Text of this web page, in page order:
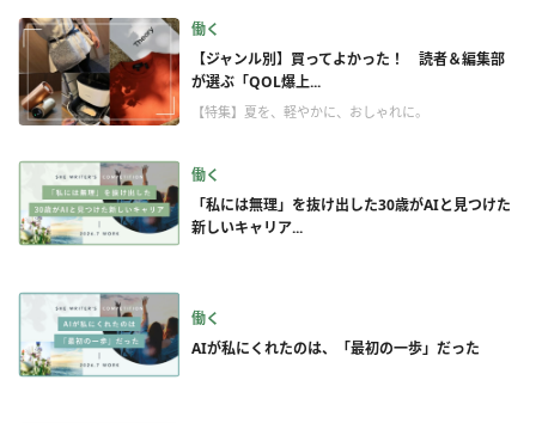
働く
【ジャンル別】買ってよかった！ 読者＆編集部
が選ぶ「QOL爆上...
【特集】夏を、軽やかに、おしゃれに。
働く
「私には無理」を抜け出した30歳がAIと見つけた
新しいキャリア...
働く
AIが私にくれたのは、「最初の一歩」だった